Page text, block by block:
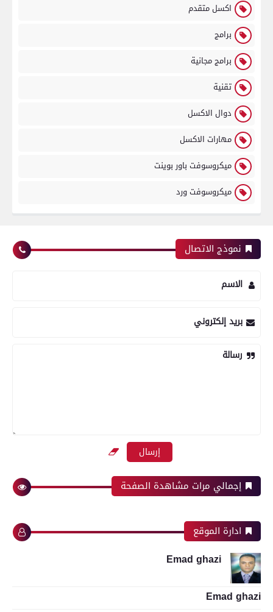
اكسل متقدم
برامج
برامج مجانية
تقنية
دوال الاكسل
مهارات الاكسل
ميكروسوفت باور بوينت
ميكروسوفت ورد
نموذج الاتصال
الاسم
بريد إلكتروني
رسالة
إجمالي مرات مشاهدة الصفحة
ادارة الموقع
Emad ghazi
Emad ghazi